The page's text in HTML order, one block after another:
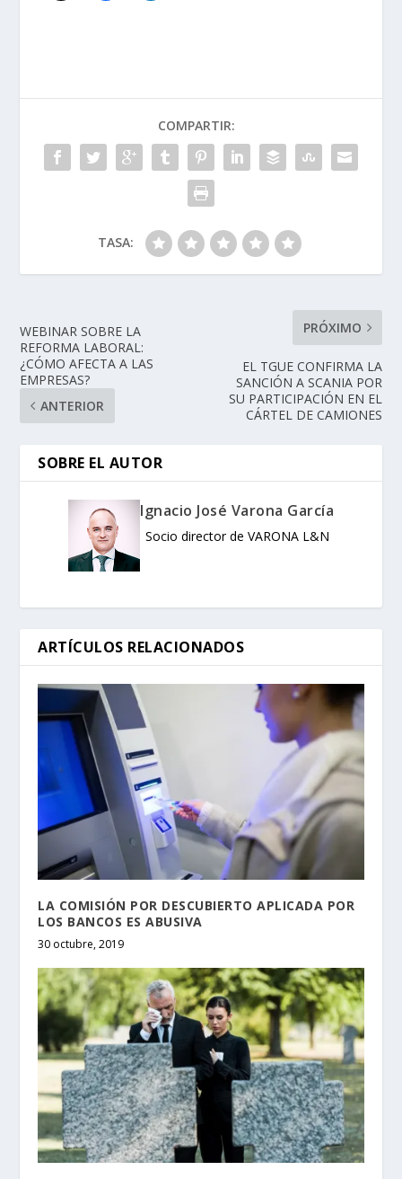
COMPARTIR:
TASA:
WEBINAR SOBRE LA
REFORMA LABORAL:
¿CÓMO AFECTA A LAS
EMPRESAS?
ANTERIOR
PRÓXIMO
EL TGUE CONFIRMA LA
SANCIÓN A SCANIA POR
SU PARTICIPACIÓN EN EL
CÁRTEL DE CAMIONES
SOBRE EL AUTOR
Ignacio José Varona García
Socio director de VARONA L&N
ARTÍCULOS RELACIONADOS
LA COMISIÓN POR DESCUBIERTO APLICADA POR
LOS BANCOS ES ABUSIVA
30 octubre, 2019